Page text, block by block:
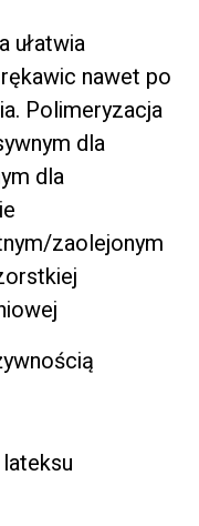
ułatwia
nawet po
Polimeryzacja
dla
dla
zaolejonym